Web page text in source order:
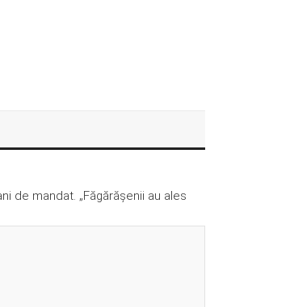
de mandat. „Făgărășenii au ales